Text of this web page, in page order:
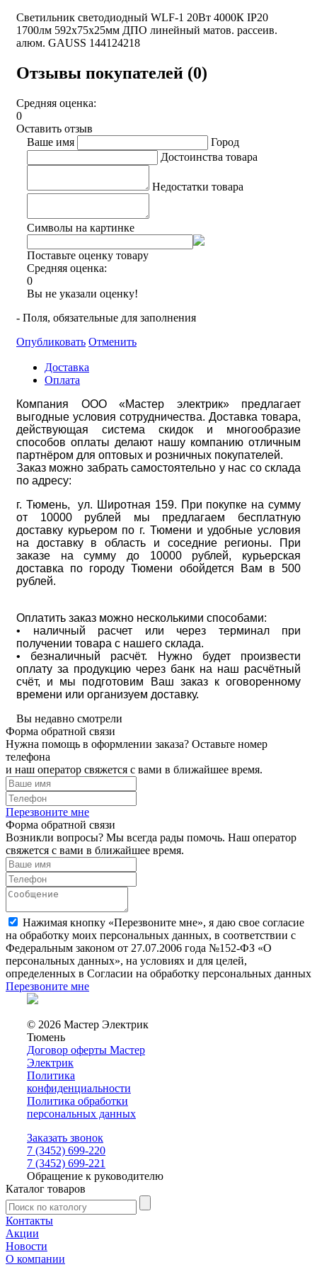
Светильник светодиодный WLF-1 20Вт 4000К IP20
1700лм 592х75х25мм ДПО линейный матов. рассеив.
алюм. GAUSS 144124218
Отзывы покупателей (0)
Средняя оценка:
0
Оставить отзыв
Ваше имя
Город
Достоинства товара
Недостатки товара
Символы на картинке
Поставьте оценку товару
Средняя оценка:
0
Вы не указали оценку!
- Поля, обязательные для заполнения
Опубликовать Отменить
Доставка
Оплата
Компания ООО «Мастер электрик» предлагает
выгодные условия сотрудничества. Доставка товара,
действующая система скидок и многообразие
способов оплаты делают нашу компанию отличным
партнёром для оптовых и розничных покупателей.
Заказ можно забрать самостоятельно у нас со склада
по адресу:
г. Тюмень, ул. Широтная 159. При покупке на сумму
от 10000 рублей мы предлагаем бесплатную
доставку курьером по г. Тюмени и удобные условия
на доставку в область и соседние регионы. При
заказе на сумму до 10000 рублей, курьерская
доставка по городу Тюмени обойдется Вам в 500
рублей.
Оплатить заказ можно несколькими способами:
• наличный расчет или через терминал при
получении товара с нашего склада.
• безналичный расчёт. Нужно будет произвести
оплату за продукцию через банк на наш расчётный
счёт, и мы подготовим Ваш заказ к оговоренному
времени или организуем доставку.
Вы недавно смотрели
Форма обратной связи
Нужна помощь в оформлении заказа? Оставьте номер
телефона
и наш оператор свяжется с вами в ближайшее время.
Перезвоните мне
Форма обратной связи
Возникли вопросы? Мы всегда рады помочь. Наш оператор
свяжется с вами в ближайшее время.
Нажимая кнопку «Перезвоните мне», я даю свое согласие
на обработку моих персональных данных, в соответствии с
Федеральным законом от 27.07.2006 года №152-ФЗ «О
персональных данных», на условиях и для целей,
определенных в Согласии на обработку персональных данных
Перезвоните мне
© 2026 Мастер Электрик
Тюмень
Договор оферты Мастер
Электрик
Политика
конфиденциальности
Политика обработки
персональных данных
Заказать звонок
7 (3452) 699-220
7 (3452) 699-221
Обращение к руководителю
Каталог товаров
Контакты
Акции
Новости
О компании